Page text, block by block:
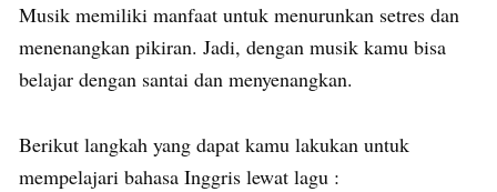
Musik memiliki manfaat untuk menurunkan setres dan
menenangkan pikiran. Jadi, dengan musik kamu bisa
belajar dengan santai dan menyenangkan.
Berikut langkah yang dapat kamu lakukan untuk
mempelajari bahasa Inggris lewat lagu :